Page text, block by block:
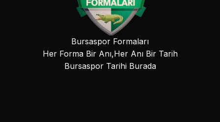
Bursaspor Formaları
Her Forma Bir Anı,Her Anı Bir Tarih
Bursaspor Tarihi Burada